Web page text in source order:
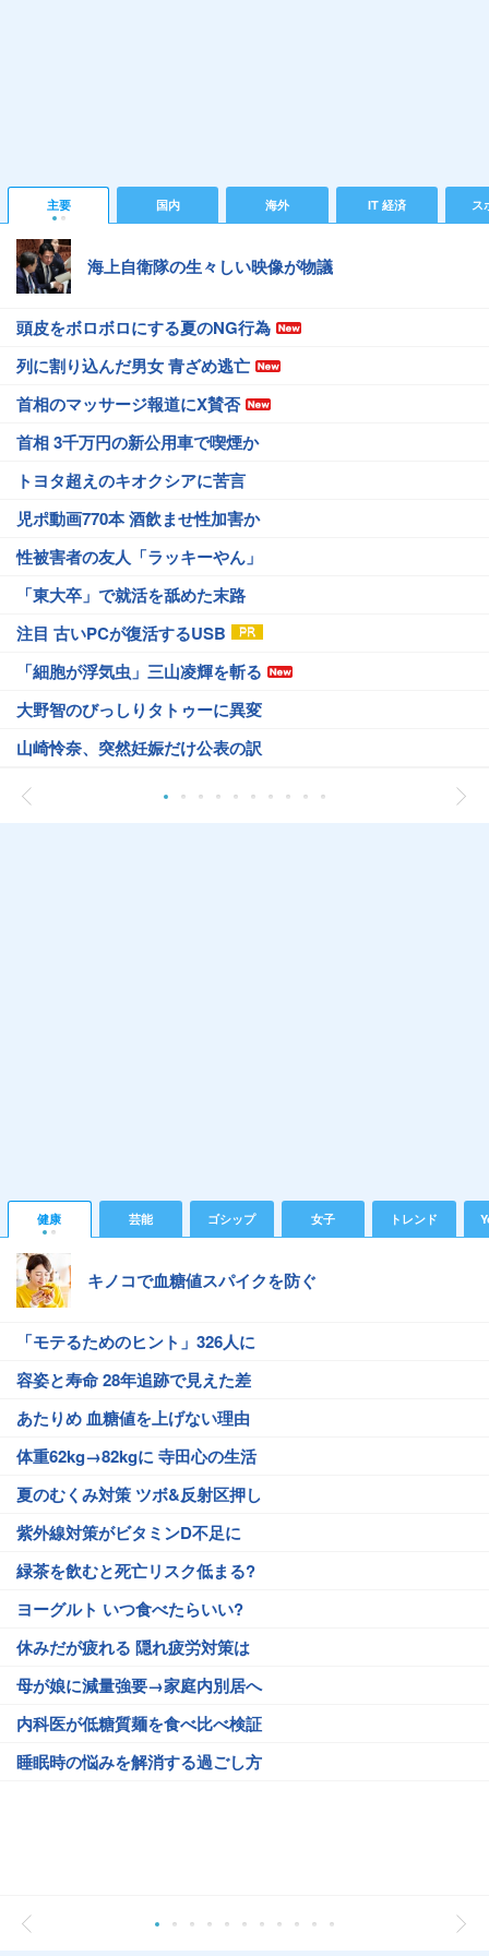
主要 国内 海外 IT 経済 ス
海上自衛隊の生々しい映像が物議
頭皮をボロボロにする夏のNG行為
列に割り込んだ男女 青ざめ逃亡
首相のマッサージ報道にX賛否
首相 3千万円の新公用車で喫煙か
トヨタ超えのキオクシアに苦言
児ポ動画770本 酒飲ませ性加害か
性被害者の友人「ラッキーやん」
「東大卒」で就活を舐めた末路
注目 古いPCが復活するUSB
「細胞が浮気虫」三山凌輝を斬る
大野智のびっしりタトゥーに異変
山崎怜奈、突然妊娠だけ公表の訳
健康 芸能 ゴシップ 女子 トレンド
キノコで血糖値スパイクを防ぐ
「モテるためのヒント」326人に
容姿と寿命 28年追跡で見えた差
あたりめ 血糖値を上げない理由
体重62kg→82kgに 寺田心の生活
夏のむくみ対策 ツボ&反射区押し
紫外線対策がビタミンD不足に
緑茶を飲むと死亡リスク低まる?
ヨーグルト いつ食べたらいい?
休みだが疲れる 隠れ疲労対策は
母が娘に減量強要→家庭内別居へ
内科医が低糖質麺を食べ比べ検証
睡眠時の悩みを解消する過ごし方